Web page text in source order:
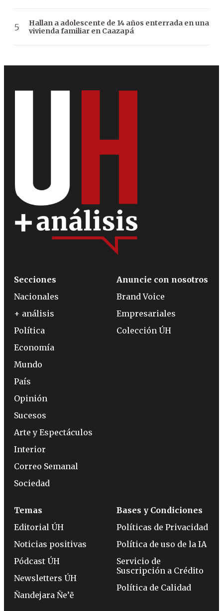
Hallan a adolescente de 14 años enterrada en una
vivienda familiar en Caazapá
Secciones
Nacionales
+ análisis
Política
Economía
Mundo
País
Opinión
Sucesos
Arte y Espectáculos
Interior
Correo Semanal
Sociedad
Anuncie con nosotros
Brand Voice
Empresariales
Colección ÚH
Temas
Editorial ÚH
Noticias positivas
Pódcast ÚH
Newsletters ÚH
Ñandejara Ñe’ẽ
Bases y Condiciones
Políticas de Privacidad
Política de uso de la IA
Servicio de
Suscripción a Crédito
Política de Calidad